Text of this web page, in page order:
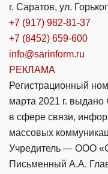
г. Саратов, ул.
+7 (917) 982-81-37
+7 (8452) 659-600
info@sarinform.ru
РЕКЛАМА
Регистрационный
марта 2021 г.
в сфере связи,
массовых
Учредитель — ООО
Письменный А.А.